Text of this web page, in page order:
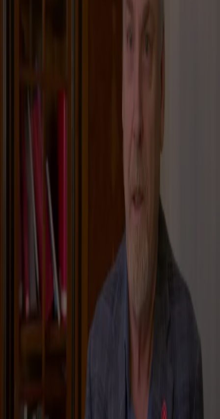
Mediapersoonlijkheid Maxime Meiland is net als de rest van de
Nederlandse televisie. De uitbundige blondine is met name
bekend van het tv-programma '
tijdens hun leven in Frankrijk. Inmiddels woont de familie alweer
een aantal jaar in Nederland, waar de opnames van de
Van seizoen 1 tot nu heeft de Chateau Meiland-kijker de jongste
zien opgroeien tot volwassen
vrouw. Inmiddels is Maxime al een aantal jaar gelukkig met haar
grote liefde Leroy Molkenboer en hebben zij samen dochter
Vivé, die in september 2021 werd geboren. In seizoen 7 van
Chateau Meiland is te zien dat Maxime en Leroy in het
Hoewel Maxime dagelijks al op de voet gevolgd wordt door
levensloop omschreven. Ze vertelt openhartig over de